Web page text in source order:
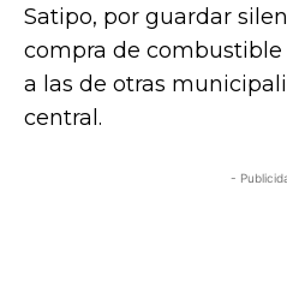
Satipo, por guardar
compra de combustible
a las de otras
central.
-